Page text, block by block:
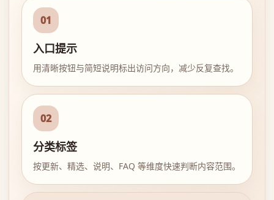
01
入口提示
用清晰按钮与简短说明标出访问方向，减少反复查找。
02
分类标签
按更新、精选、说明、FAQ 等维度快速判断内容范围。